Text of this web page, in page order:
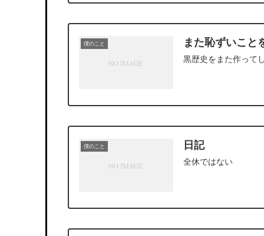
僕のこと また恥ずいこと
黒歴史をまた作って
僕のこと 日記
全休ではない